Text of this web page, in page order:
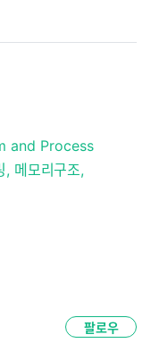
and Process
, 메모리구조,
팔로우